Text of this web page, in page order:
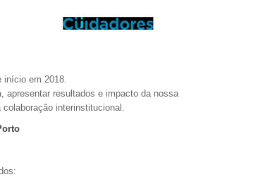
início em 2018.
apresentar resultados e impacto da nossa
interinstitucional.